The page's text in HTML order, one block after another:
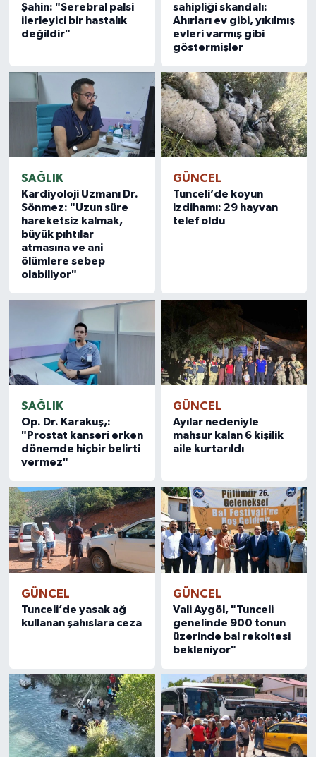
Şahin: "Serebral palsi
ilerleyici bir hastalık
değildir"
sahipliği skandalı:
Ahırları ev gibi, yıkılmış
evleri varmış gibi
göstermişler
SAĞLIK
Kardiyoloji Uzmanı Dr.
Sönmez: "Uzun süre
hareketsiz kalmak,
büyük pıhtılar
atmasına ve ani
ölümlere sebep
olabiliyor"
GÜNCEL
Tunceli’de koyun
izdihamı: 29 hayvan
telef oldu
SAĞLIK
Op. Dr. Karakuş,:
"Prostat kanseri erken
dönemde hiçbir belirti
vermez"
GÜNCEL
Ayılar nedeniyle
mahsur kalan 6 kişilik
aile kurtarıldı
GÜNCEL
Tunceli’de yasak ağ
kullanan şahıslara ceza
GÜNCEL
Vali Aygöl, "Tunceli
genelinde 900 tonun
üzerinde bal rekoltesi
bekleniyor"